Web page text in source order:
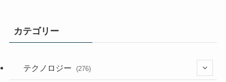
カテゴリー
テクノロジー (276)